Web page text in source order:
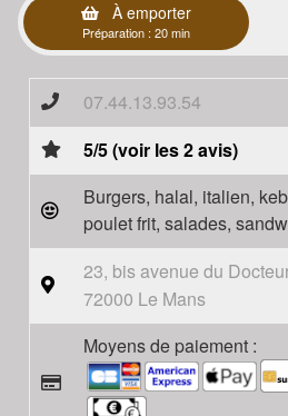
À emporter
Préparation : 20 min
07.44.13.93.54
5/5 (voir les 2 avis)
Burgers, halal, italien,
poulet frit, salades,
23, bis avenue du
72000 Le Mans
Moyens de paiement :